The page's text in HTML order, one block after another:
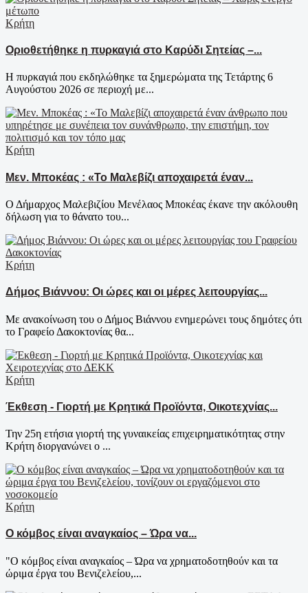
Κρήτη
Οριοθετήθηκε η πυρκαγιά στο Καρύδι Σητείας –...
Η πυρκαγιά που εκδηλώθηκε τα ξημερώματα της Τετάρτης 6
Αυγούστου 2026 σε περιοχή με...
Κρήτη
Μεν. Μποκέας : «Το Μαλεβίζι αποχαιρετά έναν...
Ο Δήμαρχος Μαλεβιζίου Μενέλαος Μποκέας έκανε την ακόλουθη
δήλωση για το θάνατο του...
Κρήτη
Δήμος Βιάννου: Οι ώρες και οι μέρες λειτουργίας...
Με ανακοίνωση του ο Δήμος Βιάννου ενημερώνει τους δημότες ότι
το Γραφείο Δακοκτονίας θα...
Κρήτη
Έκθεση - Γιορτή με Κρητικά Προϊόντα, Οικοτεχνίας...
Την 25η ετήσια γιορτή της γυναικείας επιχειρηματικότητας στην
Κρήτη διοργανώνει ο ...
Κρήτη
Ο κόμβος είναι αναγκαίος – Ώρα να...
"Ο κόμβος είναι αναγκαίος – Ώρα να χρηματοδοτηθούν και τα
ώριμα έργα του Βενιζελείου,...